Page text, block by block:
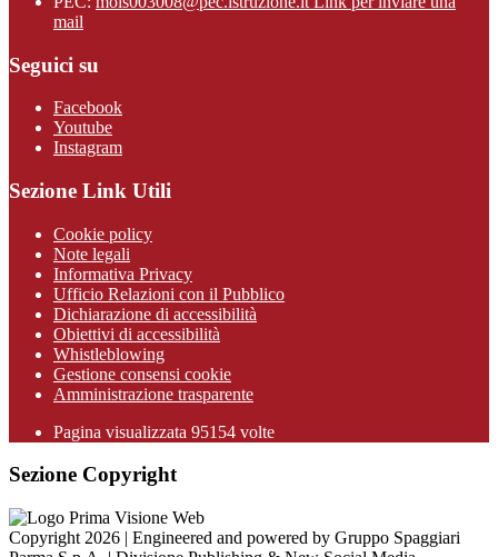
mail
Seguici su
Facebook
Youtube
Instagram
Sezione Link Utili
Cookie policy
Note legali
Informativa Privacy
Ufficio Relazioni con il Pubblico
Dichiarazione di accessibilità
Obiettivi di accessibilità
Whistleblowing
Gestione consensi cookie
Amministrazione trasparente
Pagina visualizzata 95154 volte
Sezione Copyright
Copyright 2026 | Engineered and powered by Gruppo Spaggiari